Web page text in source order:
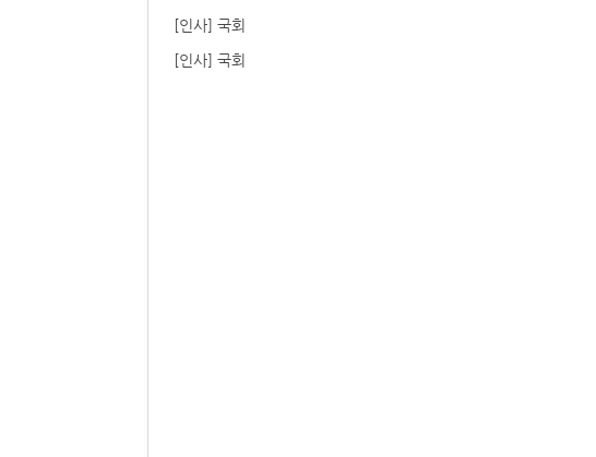
[인사] 국회
[인사] 국회